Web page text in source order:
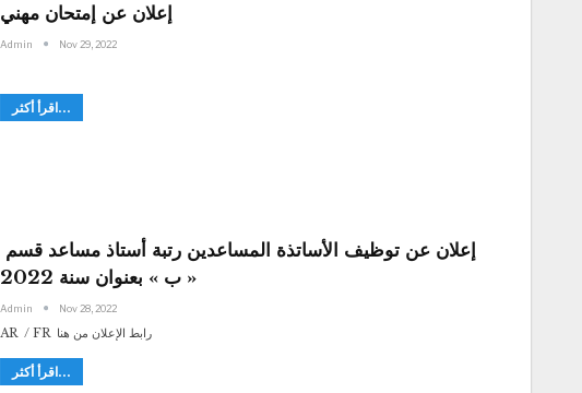
إعلان عن إمتحان مهني
Admin Nov 29, 2022
اقرأ أكثر...
« ب » بعنوان سنة 2022
Admin Nov 28, 2022
AR / FR رابط الإعلان من هنا
اقرأ أكثر...